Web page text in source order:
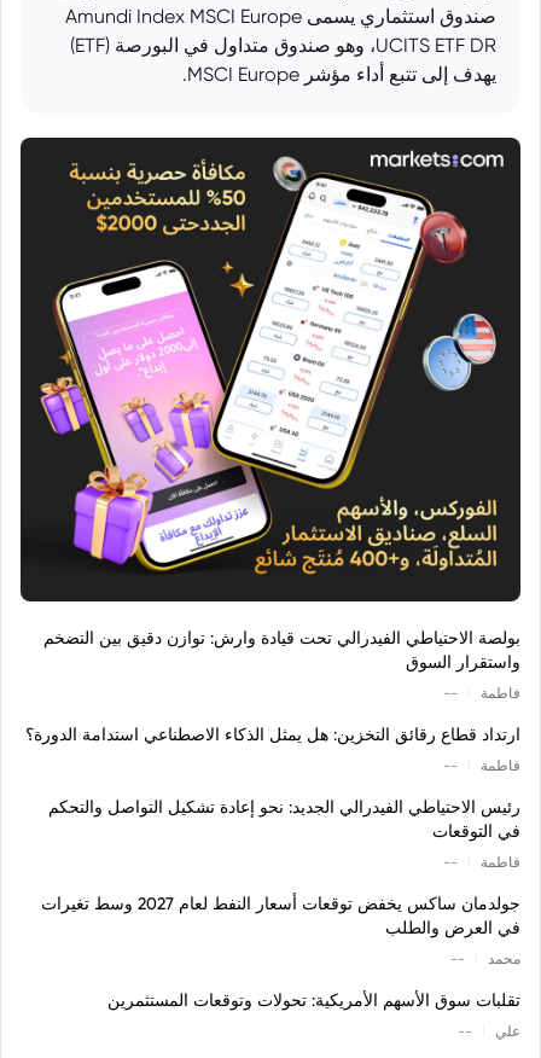
صندوق استثماري يسمى Amundi Index MSCI Europe
UCITS ETF DR، وهو صندوق متداول في البورصة (ETF)
يهدف إلى تتبع أداء مؤشر MSCI Europe.
بولصة الاحتياطي الفيدرالي تحت قيادة وارش: توازن دقيق بين التضخم
واستقرار السوق
فاطمة --
ارتداد قطاع رقائق التخزين: هل يمثل الذكاء الاصطناعي استدامة الدورة؟
فاطمة --
رئيس الاحتياطي الفيدرالي الجديد: نحو إعادة تشكيل التواصل والتحكم
في التوقعات
فاطمة --
جولدمان ساكس يخفض توقعات أسعار النفط لعام 2027 وسط تغيرات
في العرض والطلب
محمد --
تقلبات سوق الأسهم الأمريكية: تحولات وتوقعات المستثمرين
علي --